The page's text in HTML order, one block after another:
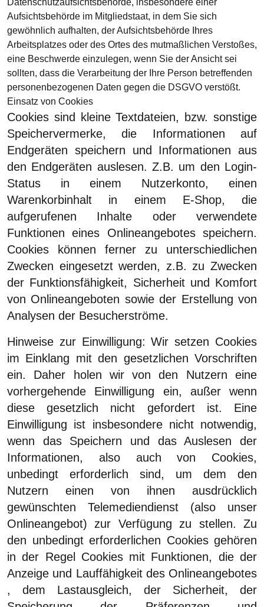
Datenschutzaufsichtsbehörde, insbesondere einer
Aufsichtsbehörde im Mitgliedstaat, in dem Sie sich
gewöhnlich aufhalten, der Aufsichtsbehörde Ihres
Arbeitsplatzes oder des Ortes des mutmaßlichen Verstoßes,
eine Beschwerde einzulegen, wenn Sie der Ansicht sei
sollten, dass die Verarbeitung der Ihre Person betreffenden
personenbezogenen Daten gegen die DSGVO verstößt.
Einsatz von Cookies
Cookies sind kleine Textdateien, bzw. sonstige
Speichervermerke, die Informationen auf
Endgeräten speichern und Informationen aus
den Endgeräten auslesen. Z.B. um den Login-
Status in einem Nutzerkonto, einen
Warenkorbinhalt in einem E-Shop, die
aufgerufenen Inhalte oder verwendete
Funktionen eines Onlineangebotes speichern.
Cookies können ferner zu unterschiedlichen
Zwecken eingesetzt werden, z.B. zu Zwecken
der Funktionsfähigkeit, Sicherheit und Komfort
von Onlineangeboten sowie der Erstellung von
Analysen der Besucherströme.
Hinweise zur Einwilligung:Wir setzen Cookies
im Einklang mit den gesetzlichen Vorschriften
ein. Daher holen wir von den Nutzern eine
vorhergehende Einwilligung ein, außer wenn
diese gesetzlich nicht gefordert ist. Eine
Einwilligung ist insbesondere nicht notwendig,
wenn das Speichern und das Auslesen der
Informationen, also auch von Cookies,
unbedingt erforderlich sind, um dem den
Nutzern einen von ihnen ausdrücklich
gewünschten Telemediendienst (also unser
Onlineangebot) zur Verfügung zu stellen. Zu
den unbedingt erforderlichen Cookies gehören
in der Regel Cookies mit Funktionen, die der
Anzeige und Lauffähigkeit des Onlineangebotes
, dem Lastausgleich, der Sicherheit, der